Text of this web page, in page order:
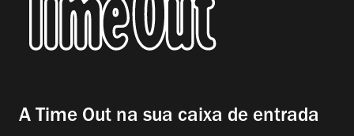
A Time Out na sua caixa de entrada